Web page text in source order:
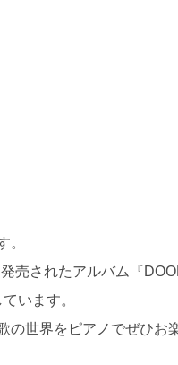
。
売されたアルバム『
います。
世界をピアノでぜひお